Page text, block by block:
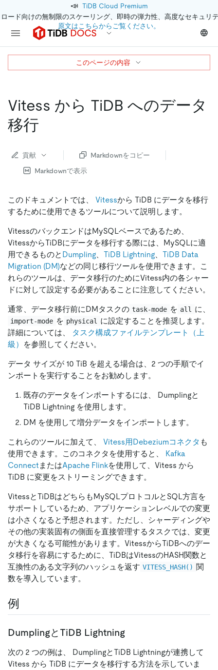
📣 TiDB Cloud Premium
ード向けの無制限のスケーリング、即時の弾力性、高度なセキュリ
原文はこちらからご覧ください。
Vitess から TiDB へのデータ
移行
貢献
Markdownをコピー
Markdownで表示
このドキュメントでは、 Vitessから TiDB にデータを移行
するために使用できるツールについて説明します。
VitessのバックエンドはMySQLベースであるため、
VitessからTiDBにデータを移行する際には、MySQLに適
用できるものと Dumpling TiDB Lightning
TiDB Data
Migration (DM)などの同じ移行ツールを使用できます。こ
れらのツールは、データ移行のためにVitess内の各シャー
ドに対して設定する必要があることに注意してください。
通常、データ移行前にDMタスクの task-mode を all に、
import-mode を physical
に設定することを推奨します。
詳細については、
タスク構成ファイルテンプレート（上
級）
を参照してください。
データ サイズが 10 TiB を超える場合は、2 つの手順でイ
ンポートを実行することをお勧めします。
既存のデータをインポートするには、 Dumplingと
TiDB Lightning を使用します。
DM を使用して増分データをインポートします。
これらのツールに加えて、 Vitess用Debeziumコネクタ も
使用できます。このコネクタを使用すると、 Kafka
Connect またはApache Flinkを使用して、Vitess から
TiDB に変更をストリーミングできます。
VitessとTiDBはどちらもMySQLプロトコルとSQL方言を
サポートしているため、アプリケーションレベルでの変更
は小さくなると予想されます。ただし、シャーディングや
その他の実装固有の側面を直接管理するタスクでは、変更
が大きくなる可能性があります。VitessからTiDBへのデー
タ移行を容易にするために、TiDBはVitessのHASH関数と
互換性のある文字列のハッシュを返す VITESS_HASH() 関
数を導入しています。
例
DumplingとTiDB Lightning
次の 2 つの例は、 DumplingとTiDB Lightningが連携して
Vitess から TiDB にデータを移行する方法を示していま
このページの内容